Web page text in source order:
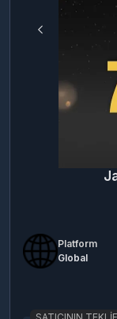
Platform
Global